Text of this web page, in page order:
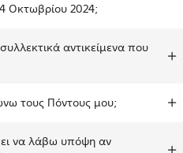
Οκτωβρίου 2024;
αντικείμενα που
τους Πόντους μου;
να λάβω υπόψη αν